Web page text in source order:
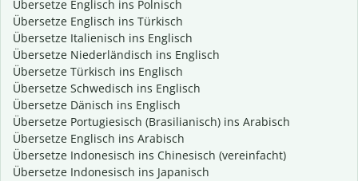
Übersetze Englisch ins Polnisch
Übersetze Englisch ins Türkisch
Übersetze Italienisch ins Englisch
Übersetze Niederländisch ins Englisch
Übersetze Türkisch ins Englisch
Übersetze Schwedisch ins Englisch
Übersetze Dänisch ins Englisch
Übersetze Portugiesisch (Brasilianisch) ins Arabisch
Übersetze Englisch ins Arabisch
Übersetze Indonesisch ins Chinesisch (vereinfacht)
Übersetze Indonesisch ins Japanisch